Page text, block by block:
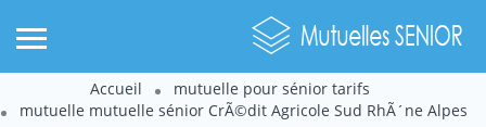
Accueil
mutuelle pour sénior tarifs
mutuelle mutuelle sénior CrÃ©dit Agricole Sud RhÃ´ne Alpes